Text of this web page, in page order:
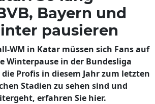
Bayern und
pausieren
WM in Katar müssen sich Fans auf
Winterpause in der Bundesliga
Profis in diesem Jahr zum letzten
Stadien zu sehen sind und
erfahren Sie hier.